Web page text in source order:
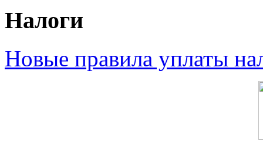
Налоги
Новые правила уплаты